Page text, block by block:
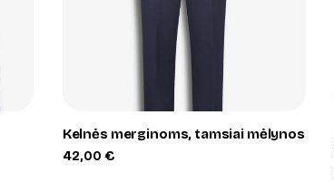
Kelnės merginoms, tamsiai mėlynos
42,00 €